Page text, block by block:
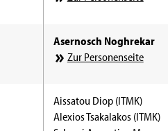
Asernosch Noghrekar
Zur Personenseite
Aissatou Diop (ITMK)
Alexios Tsakalakos (ITMK)